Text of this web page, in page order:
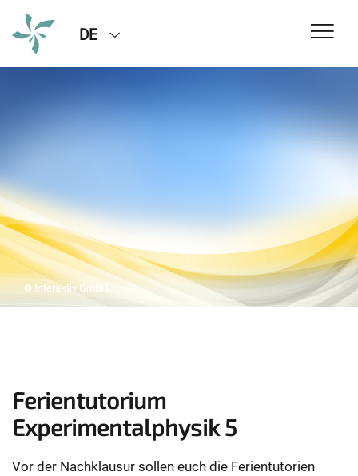
DE
© Interaktiv GmbH
Ferientutorium
Experimentalphysik 5
Vor der Nachklausur sollen euch die Ferientutorien